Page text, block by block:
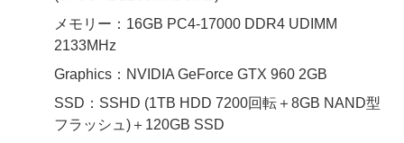
メモリー：16GB PC4-17000 DDR4 UDIMM
2133MHz
Graphics：NVIDIA GeForce GTX 960 2GB
SSD：SSHD (1TB HDD 7200回転＋8GB NAND型
フラッシュ)＋120GB SSD